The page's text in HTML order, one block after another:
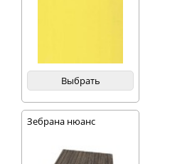
Выбрать
Зебрана нюанс